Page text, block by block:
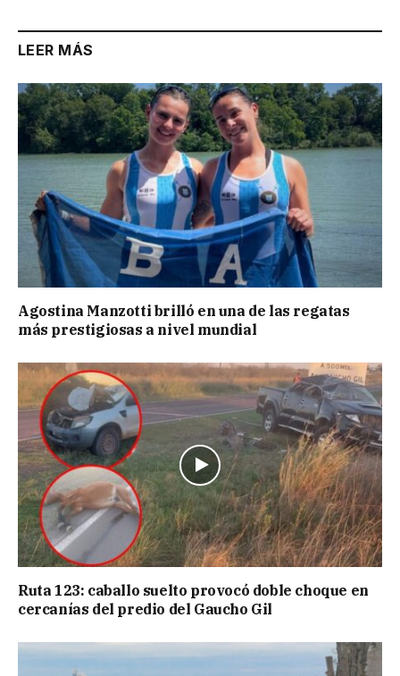
LEER MÁS
Agostina Manzotti brilló en una de las regatas
más prestigiosas a nivel mundial
Ruta 123: caballo suelto provocó doble choque en
cercanías del predio del Gaucho Gil